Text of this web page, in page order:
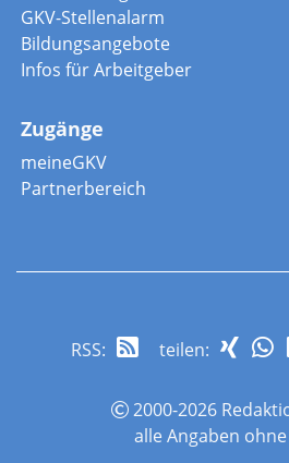
GKV-Stellenalarm
Bildungsangebote
Infos für Arbeitgeber
Zugänge
meineGKV
Partnerbereich
RSS: teilen:
2000-2026
alle Angaben